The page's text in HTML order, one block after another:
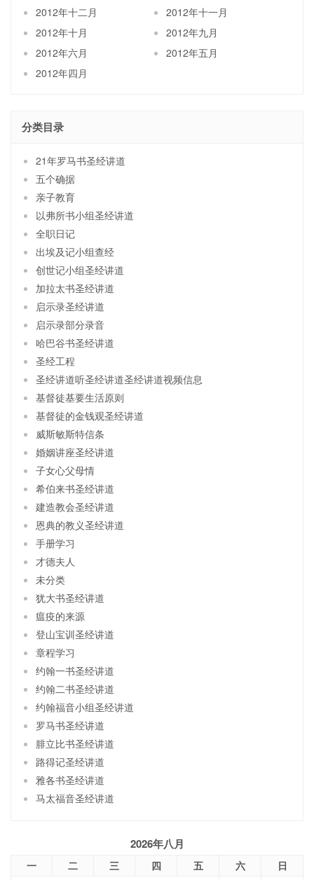
2012年十二月
2012年十一月
2012年十月
2012年九月
2012年六月
2012年五月
2012年四月
分类目录
21年罗马书圣经讲道
五个确据
亲子教育
以弗所书小组圣经讲道
全职日记
出埃及记小组查经
创世记小组圣经讲道
加拉太书圣经讲道
启示录圣经讲道
启示录部分录音
哈巴谷书圣经讲道
圣经工程
圣经讲道听圣经讲道圣经讲道视频信息
基督徒基要生活原则
基督徒的金钱观圣经讲道
威斯敏斯特信条
婚姻讲座圣经讲道
子女心父母情
希伯来书圣经讲道
建造教会圣经讲道
恩典的教义圣经讲道
手册学习
才德夫人
未分类
犹大书圣经讲道
瘟疫的来源
登山宝训圣经讲道
章程学习
约翰一书圣经讲道
约翰二书圣经讲道
约翰福音小组圣经讲道
罗马书圣经讲道
腓立比书圣经讲道
路得记圣经讲道
雅各书圣经讲道
马太福音圣经讲道
2026年八月
一 二 三 四 五 六
日